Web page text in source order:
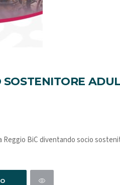
SOSTENITORE
Reggio BiC diventando socio